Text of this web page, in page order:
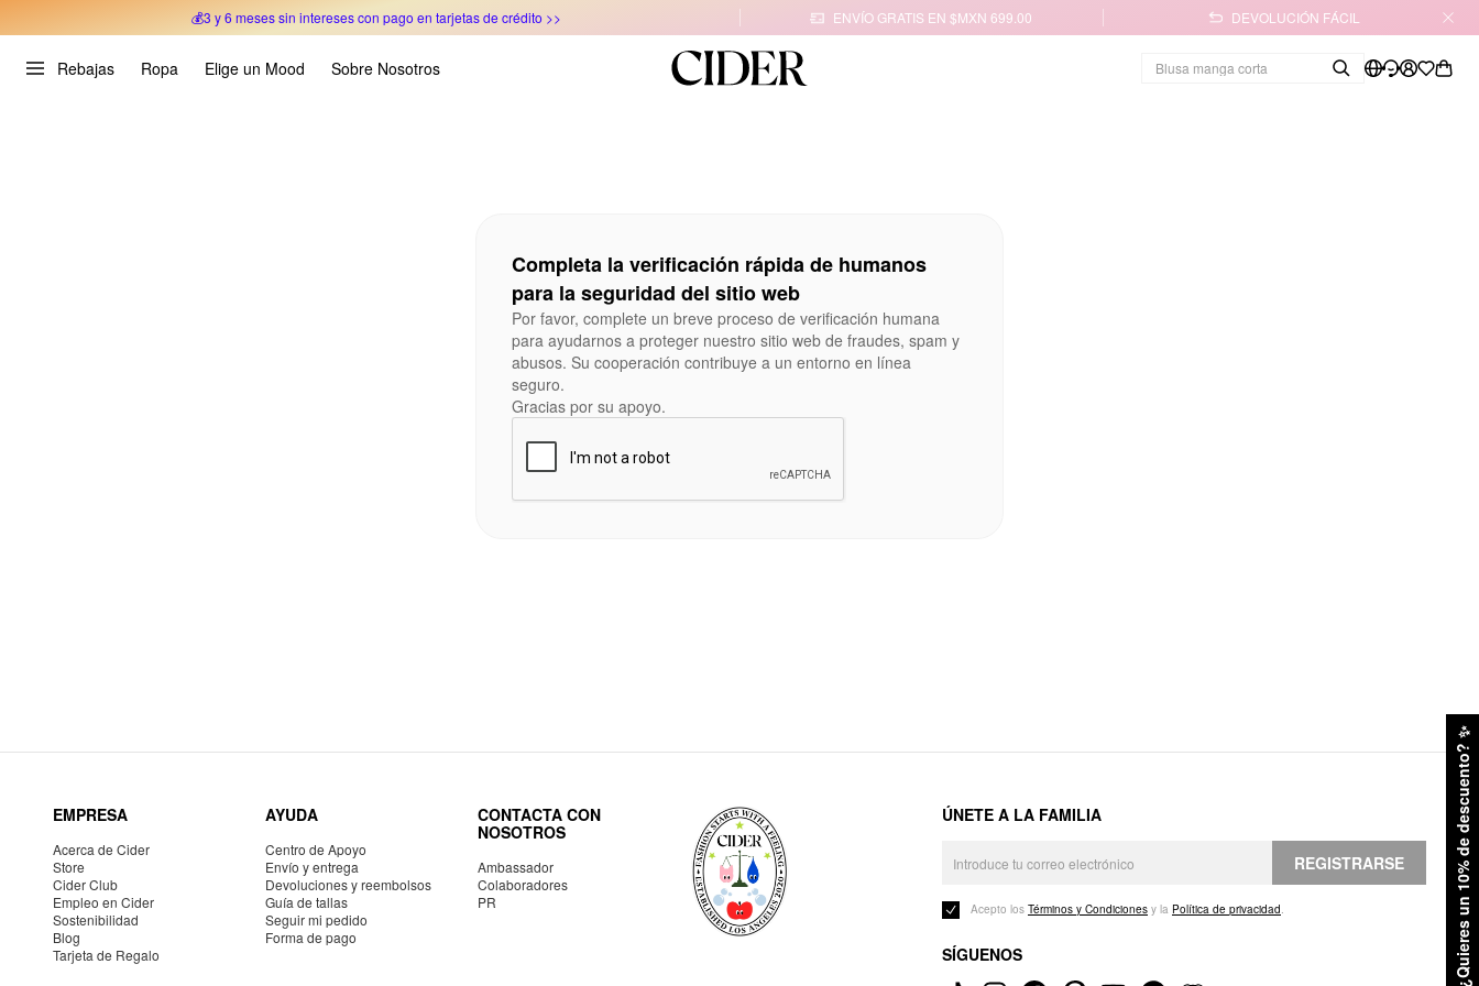
💰3 y 6 meses sin intereses con pago en tarjetas de crédito >>
ENVÍO GRATIS EN $MXN 699.00 DEVOLUCIÓN FÁCIL
Rebajas Ropa Elige un Mood Sobre Nosotros
¿Quieres un 10% de descuento?
✨
Completa la verificación rápida de humanos
para la seguridad del sitio web
Por favor, complete un breve proceso de verificación humana
para ayudarnos a proteger nuestro sitio web de fraudes, spam y
abusos. Su cooperación contribuye a un entorno en línea
seguro.
Gracias por su apoyo.
EMPRESA
Acerca de Cider
Store
Cider Club
Empleo en Cider
Sostenibilidad
Blog
Tarjeta de Regalo
AYUDA
Centro de Apoyo
Envío y entrega
Devoluciones y reembolsos
Guía de tallas
Seguir mi pedido
Forma de pago
CONTACTA CON
NOSOTROS
Ambassador
Colaboradores
PR
ÚNETE A LA FAMILIA
REGISTRARSE
Acepto los Términos y Condiciones y la Política de privacidad.
SÍGUENOS